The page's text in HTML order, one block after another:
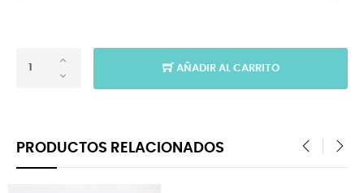
AÑADIR AL CARRITO
PRODUCTOS RELACIONADOS